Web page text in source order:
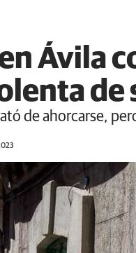
Ávila
de
de ahorcarse,